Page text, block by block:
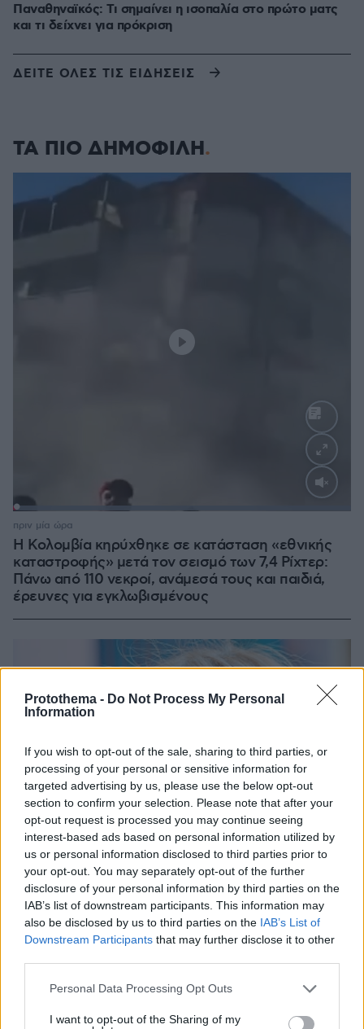
Protothema - Do Not Process My Personal
Information
If you wish to opt-out of the sale, sharing to third parties, or
processing of your personal or sensitive information for
targeted advertising by us, please use the below opt-out
section to confirm your selection. Please note that after your
opt-out request is processed you may continue seeing
interest-based ads based on personal information utilized by
us or personal information disclosed to third parties prior to
your opt-out. You may separately opt-out of the further
disclosure of your personal information by third parties on the
IAB’s list of downstream participants. This information may
also be disclosed by us to third parties on the IAB’s List of
Downstream Participants that may further disclose it to other
Please note that this website/app uses one or more Google
not limited to your visit or usage behaviour. You may click to
Personal Data Processing Opt Outs
I want to opt-out of the Sharing of my
Παναθηναϊκός: Τι σημαίνει η ισοπαλία στο πρώτο ματς
και τι δείχνει για πρόκριση
ΔΕΙΤΕ ΟΛΕΣ ΤΙΣ ΕΙΔΗΣΕΙΣ
ΤΑ ΠΙΟ ΔΗΜΟΦΙΛΗ
Loaded
Η Κολομβία κηρύχθηκε σε κατάσταση «εθνικής
καταστροφής» μετά τον σεισμό των 7,4 Ρίχτερ:
Πάνω από 110 νεκροί, ανάμεσά τους και παιδιά,
έρευνες για εγκλωβισμένους
πριν μία ώρα
Κόμμα Καρυστιανού: Γιατί χάνεται μέσα σε δύο
10.08.2026, 14:19